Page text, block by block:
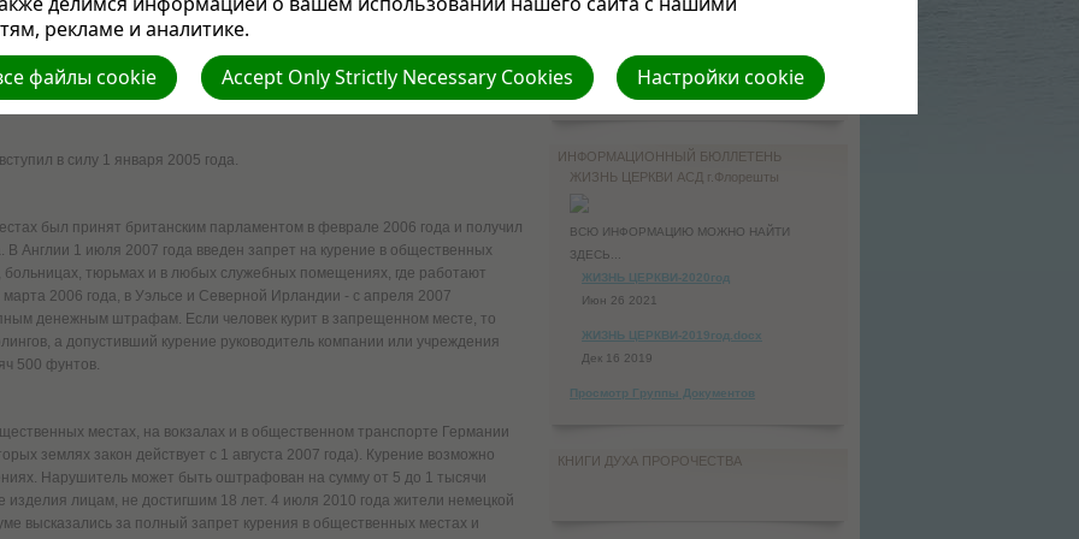
а с января 2010 года было запрещено курить в кафе, где помимо
года введен полный запрет на курение в кафе Бельгии.
в силу 1 января 2005 года.
был принят британским парламентом в феврале 2006 года и получил
В Англии 1 июля 2007 года введен запрет на курение в общественных
больницах, тюрьмах и в любых служебных помещениях, где работают
2006 года, в Уэльсе и Северной Ирландии - с апреля 2007
денежным штрафам. Если человек курит в запрещенном месте, то
а допустивший курение руководитель компании или учреждения
500 фунтов.
местах, на вокзалах и в общественном транспорте Германии
землях закон действует с 1 августа 2007 года). Курение возможно
Нарушитель может быть оштрафован на сумму от 5 до 1 тысячи
лицам, не достигшим 18 лет. 4 июля 2010 года жители немецкой
высказались за полный запрет курения в общественных местах и
календарь чтения Библии на предстоящую
неделю, а также отры...
ИНФОРМАЦИОННЫЙ БЮЛЛЕТЕНЬ
ЖИЗНЬ ЦЕРКВИ АСД г.Флорешты
ВСЮ ИНФОРМАЦИЮ МОЖНО НАЙТИ
ЗДЕСЬ...
ЖИЗНЬ ЦЕРКВИ-2020год
Июн 26 2021
ЖИЗНЬ ЦЕРКВИ-2019год.docx
Дек 16 2019
Просмотр Группы Документов
КНИГИ ДУХА ПРОРОЧЕСТВА
рекламе и аналитике.
Настройки cookie
Accept Only Strictly Necessary Cookies
файлы cookie